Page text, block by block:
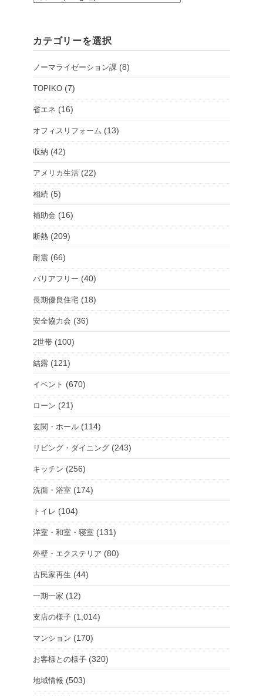
ョ
ル
ー
を
選
択
カテゴリーを選択
ノーマライゼーション課 (8)
TOPIKO (7)
省エネ (16)
オフィスリフォーム (13)
収納 (42)
アメリカ生活 (22)
相続 (5)
補助金 (16)
断熱 (209)
耐震 (66)
バリアフリー (40)
長期優良住宅 (18)
安全協力会 (36)
2世帯 (100)
結露 (121)
イベント (670)
ローン (21)
玄関・ホール (114)
リビング・ダイニング (243)
キッチン (256)
洗面・浴室 (174)
トイレ (104)
洋室・和室・寝室 (131)
外壁・エクステリア (80)
古民家再生 (44)
一期一家 (12)
支店の様子 (1,014)
マンション (170)
お客様との様子 (320)
地域情報 (503)